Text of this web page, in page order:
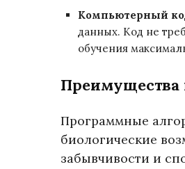
Компьютерный
данных. Код не
обучения
Программные
биологические
забывчивости и